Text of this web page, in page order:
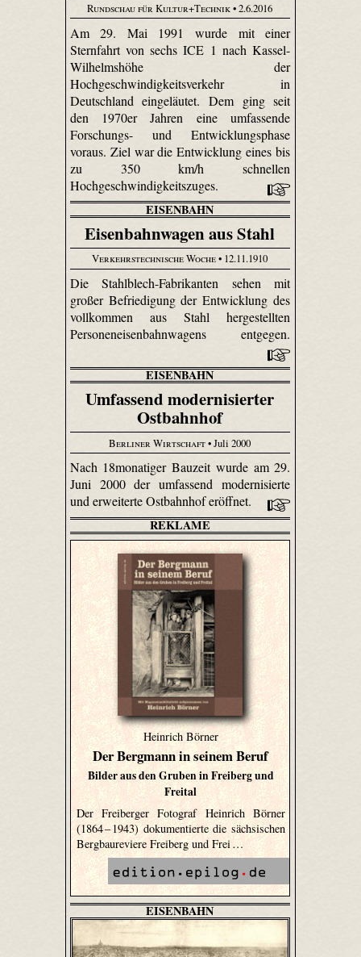
Rundschau für Kultur+Technik• 2.6.2016
Am 29. Mai 1991 wurde mit einer
Sternfahrt von sechs ICE 1 nach Kassel-
Wilhelmshöhe der
Hochgeschwindigkeitsverkehr in
Deutschland eingeläutet. Dem ging seit
den 1970er Jahren eine umfassende
Forschungs- und Entwicklungsphase
voraus. Ziel war die Entwicklung eines bis
zu 350 km/h schnellen
Hochgeschwindigkeitszuges.
EISENBAHN
Eisenbahnwagen aus Stahl
Verkehrstechnische Woche• 12.11.1910
Die Stahlblech-Fabrikanten sehen mit
großer Befriedigung der Entwicklung des
vollkommen aus Stahl hergestellten
Personeneisenbahnwagens entgegen.
EISENBAHN
Umfassend modernisierter
Ostbahnhof
Berliner Wirtschaft• Juli 2000
Nach 18monatiger Bauzeit wurde am 29.
Juni 2000 der umfassend modernisierte
und erweiterte Ostbahnhof eröffnet.
REKLAME
Heinrich Börner
Der Bergmann in seinem Beruf
Bilder aus den Gruben in Freiberg und
Freital
Der Freiberger Fotograf Heinrich Börner
(1864 – 1943) dokumentierte die sächsischen
Bergbaureviere Freiberg und Frei …
EISENBAHN